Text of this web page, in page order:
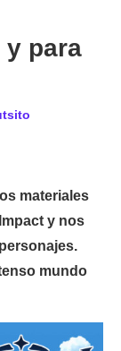
y para
materiales
y nos
mundo